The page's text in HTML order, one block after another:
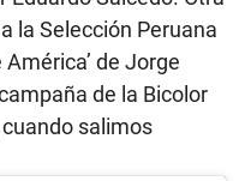
la Selección Peruana
América’ de Jorge
de la Bicolor
salimos